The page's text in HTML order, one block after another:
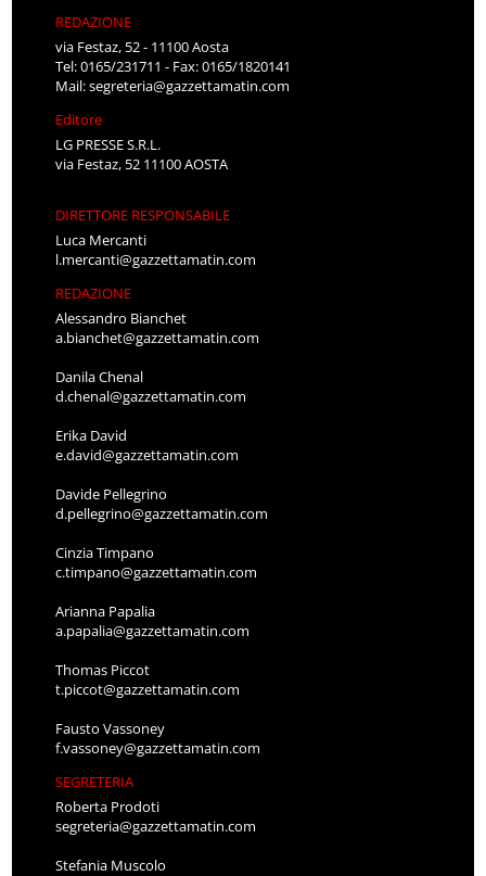
REDAZIONE
via Festaz, 52 - 11100 Aosta
Tel: 0165/231711 - Fax: 0165/1820141
Mail:segreteria@gazzettamatin.com
Editore
LG PRESSE S.R.L.
via Festaz, 52 11100 AOSTA
DIRETTORE RESPONSABILE
Luca Mercanti
l.mercanti@gazzettamatin.com
REDAZIONE
Alessandro Bianchet
a.bianchet@gazzettamatin.com
Danila Chenal
d.chenal@gazzettamatin.com
Erika David
e.david@gazzettamatin.com
Davide Pellegrino
d.pellegrino@gazzettamatin.com
Cinzia Timpano
c.timpano@gazzettamatin.com
Arianna Papalia
a.papalia@gazzettamatin.com
Thomas Piccot
t.piccot@gazzettamatin.com
Fausto Vassoney
f.vassoney@gazzettamatin.com
SEGRETERIA
Roberta Prodoti
segreteria@gazzettamatin.com
Stefania Muscolo